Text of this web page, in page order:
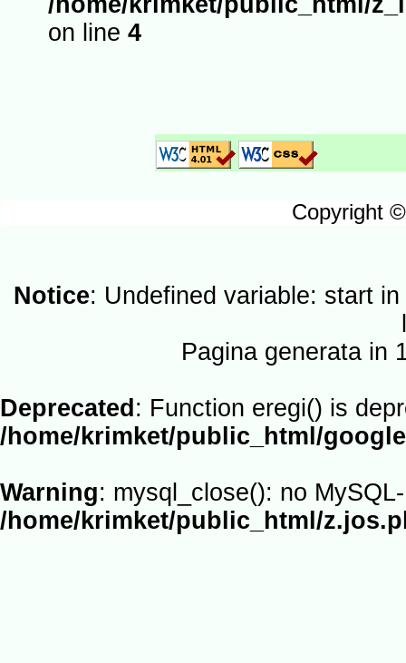
on line 4
Copyright
Notice: Undefined variable: start in
Pagina generata in
Deprecated : Function eregi() is
/home/krimket/public_html/
Warning: mysql_close(): no
/home/krimket/public_html/